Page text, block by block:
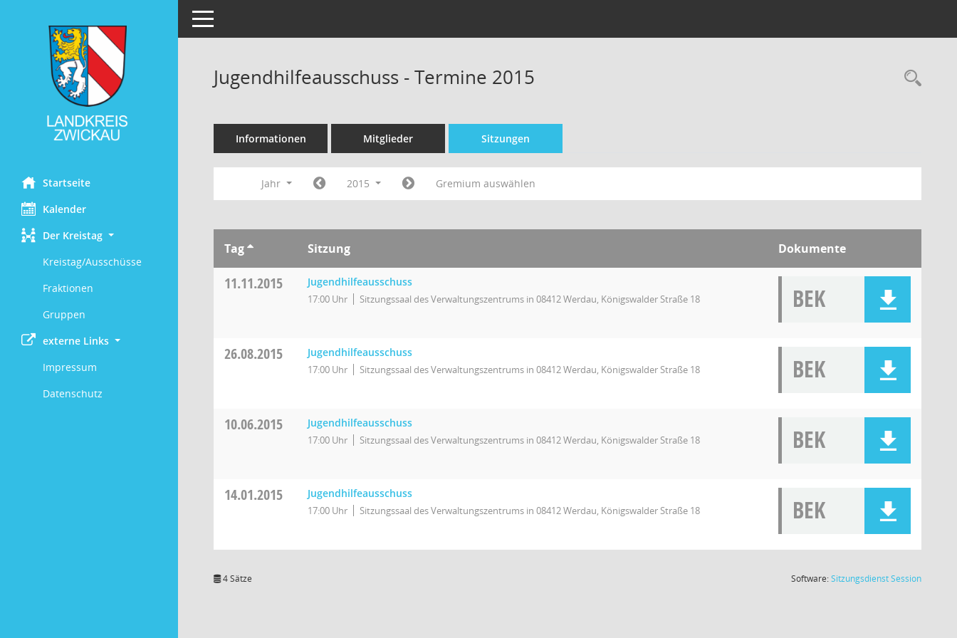
Startseite
Kalender
Der Kreistag
Kreistag/Ausschüsse
Fraktionen
Gruppen
externe Links
Impressum
Datenschutz
Toggle navigation
Jugendhilfeausschuss - Termine 2015
Informationen Mitglieder Sitzungen
Jahr 2015 Gremium auswählen
Tag Sitzung Dokumente
11.11.2015 Jugendhilfeausschuss
17:00 Uhr Sitzungssaal des Verwaltungszentrums in 08412 Werdau, Königswalder Straße 18 BEK
26.08.2015 Jugendhilfeausschuss
17:00 Uhr Sitzungssaal des Verwaltungszentrums in 08412 Werdau, Königswalder Straße 18 BEK
10.06.2015 Jugendhilfeausschuss
17:00 Uhr Sitzungssaal des Verwaltungszentrums in 08412 Werdau, Königswalder Straße 18 BEK
14.01.2015 Jugendhilfeausschuss
17:00 Uhr Sitzungssaal des Verwaltungszentrums in 08412 Werdau, Königswalder Straße 18 BEK
4 Sätze Software:SitzungsdienstSession(Wird in